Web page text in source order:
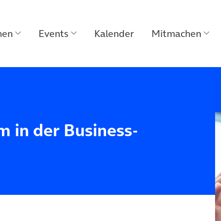
Events Kalender Mitmachen
in der Business-